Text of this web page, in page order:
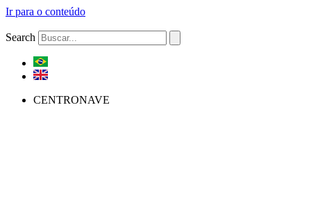
Ir para o conteúdo
Search
CENTRONAVE